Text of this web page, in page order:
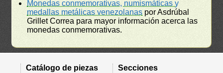
Monedas conmemorativas, numismáticas y
medallas metálicas venezolanas por Asdrúbal
Grillet Correa para mayor información acerca las
monedas conmemorativas.
Catálogo de piezas
Secciones